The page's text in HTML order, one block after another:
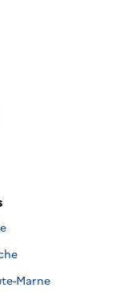
Marne